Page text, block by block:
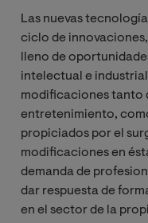
Las nuevas
ciclo de
lleno de
intelectual e
modificaciones tanto
entretenimiento,
propiciados por el
modificaciones en
demanda de
dar respuesta de
en el sector de la